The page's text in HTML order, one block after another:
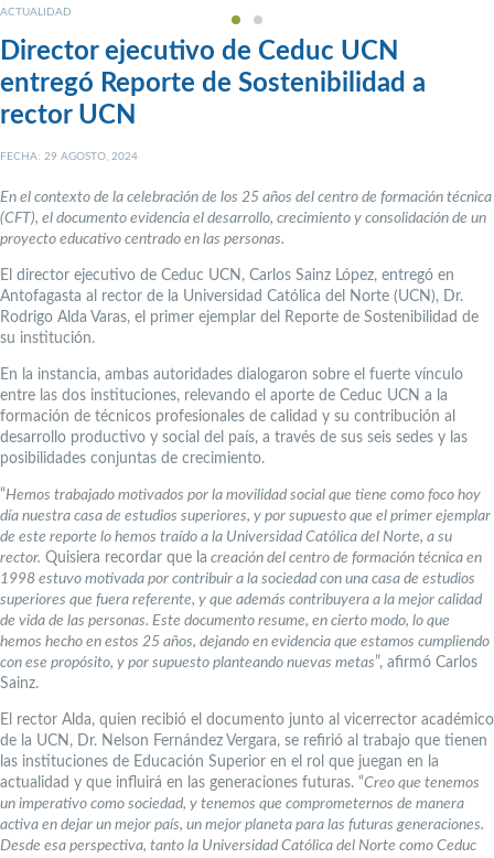
ACTUALIDAD
Director ejecutivo de Ceduc UCN
entregó Reporte de Sostenibilidad a
rector UCN
FECHA: 29 AGOSTO, 2024
En el contexto de la celebración de los 25 años del centro de formación técnica
(CFT), el documento evidencia el desarrollo, crecimiento y consolidación de un
proyecto educativo centrado en las personas.
El director ejecutivo de Ceduc UCN, Carlos Sainz López, entregó en
Antofagasta al rector de la Universidad Católica del Norte (UCN), Dr.
Rodrigo Alda Varas, el primer ejemplar del Reporte de Sostenibilidad de
su institución.
En la instancia, ambas autoridades dialogaron sobre el fuerte vínculo
entre las dos instituciones, relevando el aporte de Ceduc UCN a la
formación de técnicos profesionales de calidad y su contribución al
desarrollo productivo y social del país, a través de sus seis sedes y las
posibilidades conjuntas de crecimiento.
“Hemos trabajado motivados por la movilidad social que tiene como foco hoy
día nuestra casa de estudios superiores, y por supuesto que el primer ejemplar
de este reporte lo hemos traído a la Universidad Católica del Norte, a su
rector. Quisiera recordar que la creación del centro de formación técnica en
1998 estuvo motivada por contribuir a la sociedad con una casa de estudios
superiores que fuera referente, y que además contribuyera a la mejor calidad
de vida de las personas. Este documento resume, en cierto modo, lo que
hemos hecho en estos 25 años, dejando en evidencia que estamos cumpliendo
con ese propósito, y por supuesto planteando nuevas metas”, afirmó Carlos
Sainz.
El rector Alda, quien recibió el documento junto al vicerrector académico
de la UCN, Dr. Nelson Fernández Vergara, se refirió al trabajo que tienen
las instituciones de Educación Superior en el rol que juegan en la
actualidad y que influirá en las generaciones futuras. “Creo que tenemos
un imperativo como sociedad, y tenemos que comprometernos de manera
activa en dejar un mejor país, un mejor planeta para las futuras generaciones.
Desde esa perspectiva, tanto la Universidad Católica del Norte como Ceduc